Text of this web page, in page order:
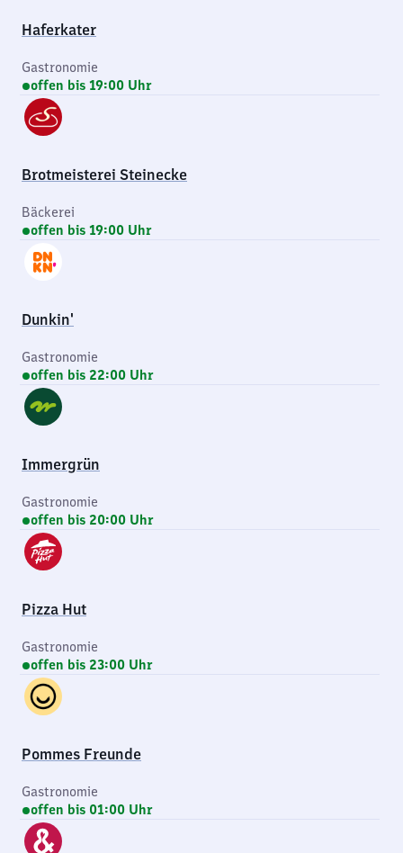
Haferkater
Gastronomie
offen bis 19:00 Uhr
Brotmeisterei Steinecke
Bäckerei
offen bis 19:00 Uhr
Dunkin'
Gastronomie
offen bis 22:00 Uhr
Immergrün
Gastronomie
offen bis 20:00 Uhr
Pizza Hut
Gastronomie
offen bis 23:00 Uhr
Pommes Freunde
Gastronomie
offen bis 01:00 Uhr